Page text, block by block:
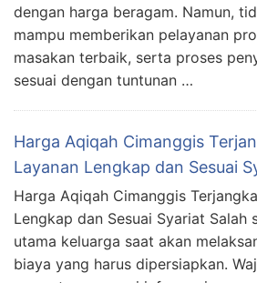
dengan harga beragam. Namun,
mampu memberikan pelayanan
masakan terbaik, serta proses
sesuai dengan tuntunan …
Harga Aqiqah Cimanggis
Layanan Lengkap dan Sesuai
Harga Aqiqah Cimanggis
Lengkap dan Sesuai Syariat Salah
utama keluarga saat akan
biaya yang harus dipersiapkan.